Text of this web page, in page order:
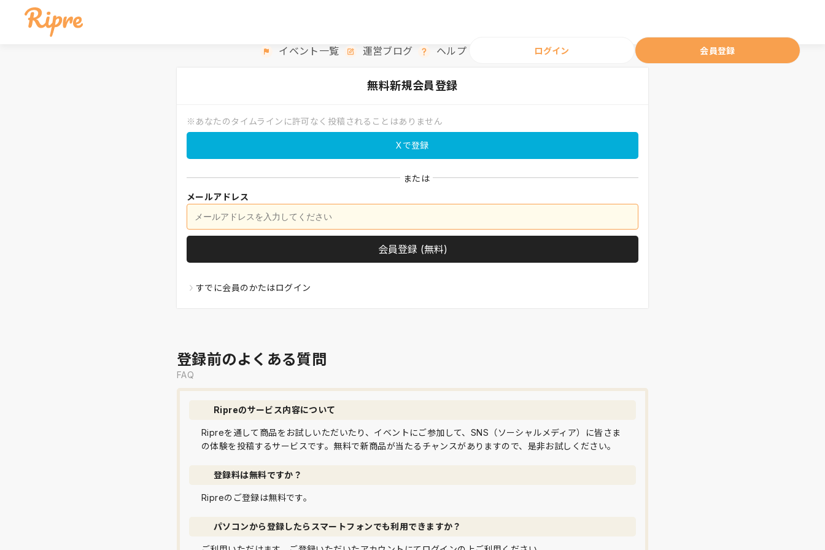
イベント一覧 運営ブログ ヘルプ ログイン 会員登録
無料新規会員登録
※あなたのタイムラインに許可なく投稿されることはありません
Xで登録
または
メールアドレス
会員登録 (無料)
すでに会員のかたはログイン
登録前のよくある質問
FAQ
Ripreのサービス内容について
Ripreを通して商品をお試しいただいたり、イベントにご参加して、SNS（ソーシャルメディア）に皆さま
の体験を投稿するサービスです。無料で新商品が当たるチャンスがありますので、是非お試しください。
登録料は無料ですか？
Ripreのご登録は無料です。
パソコンから登録したらスマートフォンでも利用できますか？